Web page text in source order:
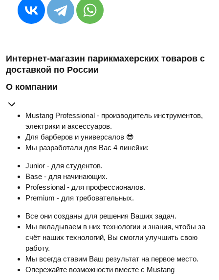
Интернет-магазин парикмахерских товаров с
доставкой по России
О компании
Mustang Professional - производитель инструментов,
электрики и аксессуаров.
Для барберов и универсалов 😎
Мы разработали для Вас 4 линейки:
Junior - для студентов.
Base - для начинающих.
Professional - для профессионалов.
Premium - для требовательных.
Все они созданы для решения Ваших задач.
Мы вкладываем в них технологии и знания, чтобы за
счёт наших технологий, Вы смогли улучшить свою
работу.
Мы всегда ставим Ваш результат на первое место.
Опережайте возможности вместе с Mustang